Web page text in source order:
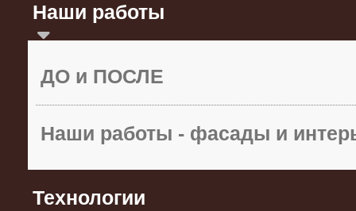
Наши работы
ДО и ПОСЛЕ
Наши работы - фасады и
Технологии